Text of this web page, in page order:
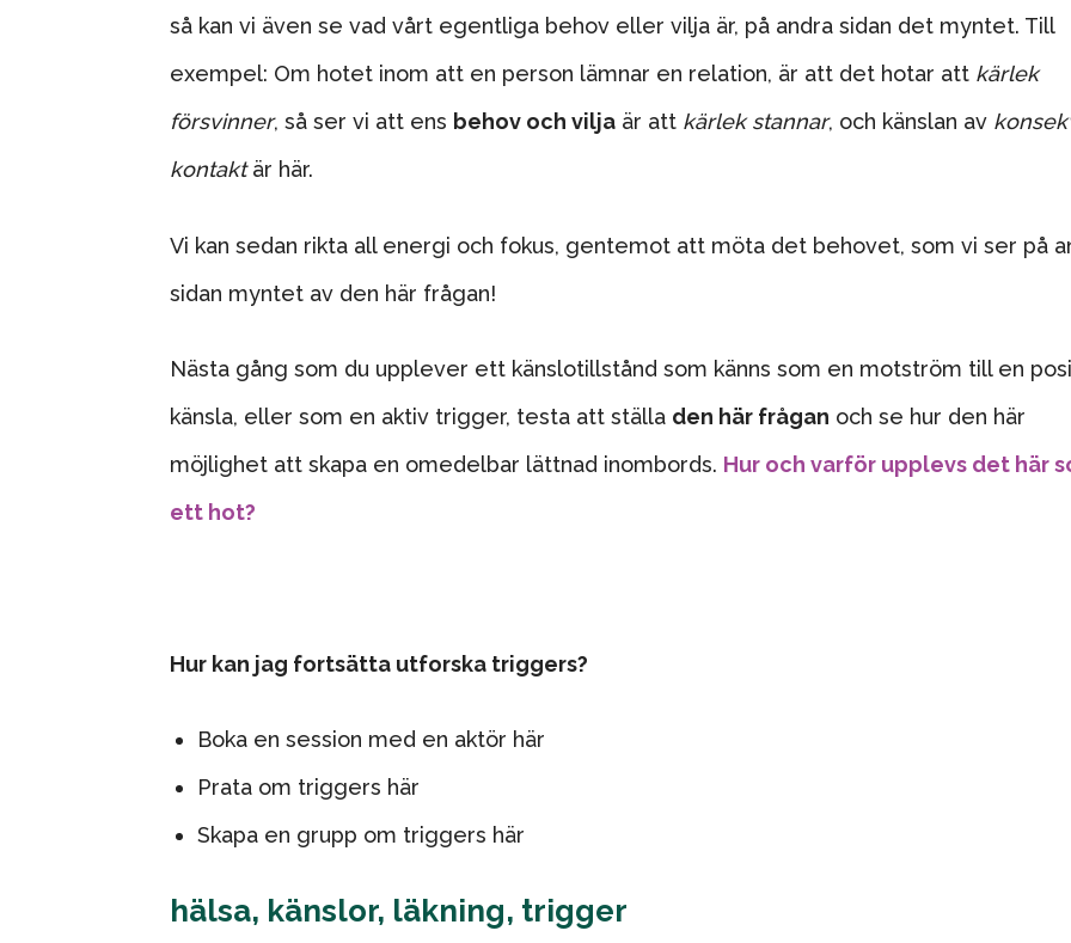
så kan vi även se vad vårt egentliga behov eller vilja är, på andra sidan det myntet. Till
exempel: Om hotet inom att en person lämnar en relation, är att det hotar att kärlek
försvinner, så ser vi att ens behov och vilja är att kärlek stannar, och känslan av
kontaktär här.
Vi kan sedan rikta all energi och fokus, gentemot att möta det behovet, som vi ser på
sidan myntet av den här frågan!
Nästa gång som du upplever ett känslotillstånd som känns som en motström till en
känsla, eller som en aktiv trigger, testa att ställa den här frågan och se hur den här
möjlighet att skapa en omedelbar lättnad inombords. Hur och varför upplevs det här
ett hot?
Hur kan jag fortsätta utforska triggers?
Boka en session med en aktör här
Prata om triggers här
Skapa en grupp om triggers här
hälsa, känslor, läkning, trigger